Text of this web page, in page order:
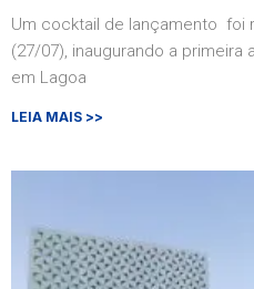
Um cocktail de lançamento foi
(27/07), inaugurando a
em Lagoa
LEIA MAIS >>